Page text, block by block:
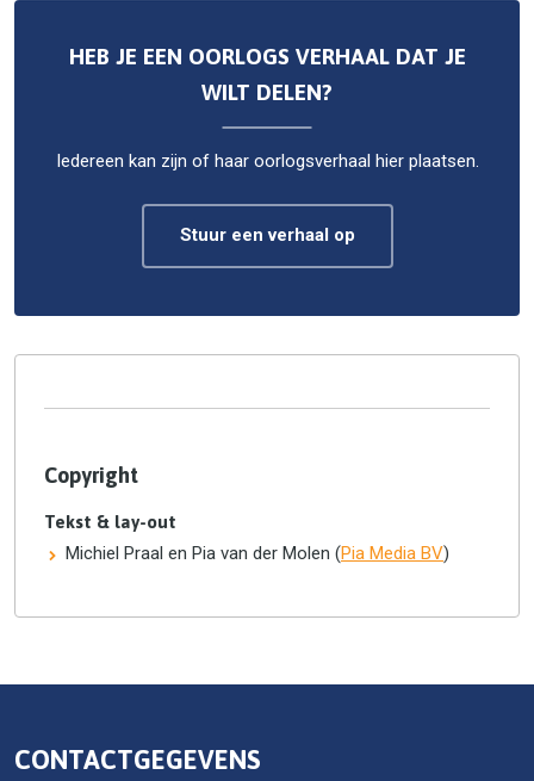
HEB JE EEN OORLOGS VERHAAL DAT JE
WILT DELEN?
Iedereen kan zijn of haar oorlogsverhaal hier plaatsen.
Stuur een verhaal op
Copyright
Tekst & lay-out
Michiel Praal en Pia van der Molen (Pia Media BV)
CONTACTGEGEVENS